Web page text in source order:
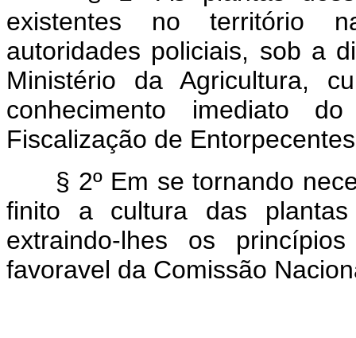
existentes no território
autoridades policiais, sob a
Ministério da Agricultura,
conhecimento imediato
Fiscalização de
§ 2º Em se tornando
finito a cultura das
extraindo-lhes os
favoravel da Comissão